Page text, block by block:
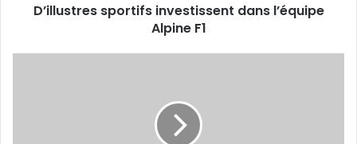
D’illustres sportifs investissent dans l’équipe
Alpine F1